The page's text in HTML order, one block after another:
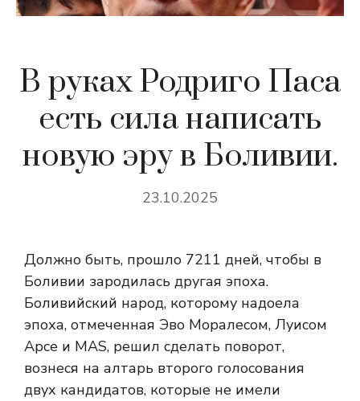
В руках Родриго Паса
есть сила написать
новую эру в Боливии.
23.10.2025
Должно быть, прошло 7211 дней, чтобы в
Боливии зародилась другая эпоха.
Боливийский народ, которому надоела
эпоха, отмеченная Эво Моралесом, Луисом
Арсе и MAS, решил сделать поворот,
вознеся на алтарь второго голосования
двух кандидатов, которые не имели